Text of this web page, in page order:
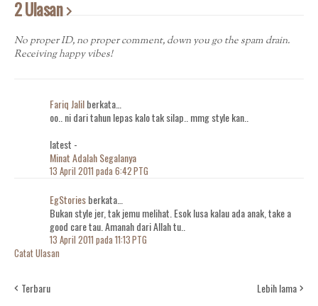
2 Ulasan
No proper ID, no proper comment, down you go the spam drain.
Receiving happy vibes!
Fariq Jalilberkata…
oo.. ni dari tahun lepas kalo tak silap.. mmg style kan..
latest -
Minat Adalah Segalanya
13 April 2011 pada 6:42 PTG
EgStoriesberkata…
Bukan style jer, tak jemu melihat. Esok lusa kalau ada anak, take a
good care tau. Amanah dari Allah tu..
13 April 2011 pada 11:13 PTG
Catat Ulasan
Terbaru Lebih lama